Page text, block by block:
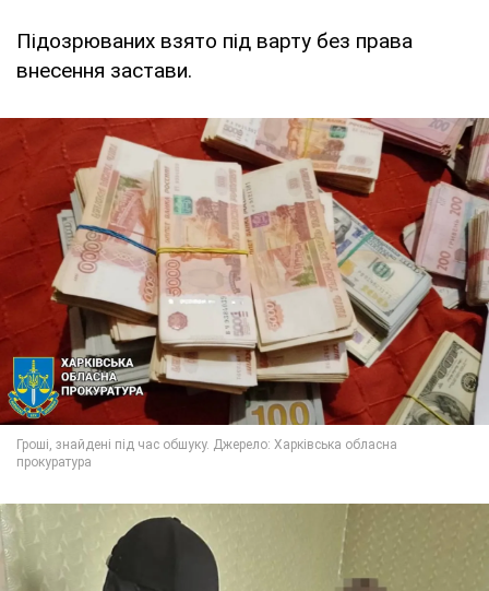
Підозрюваних взято під варту без права
внесення застави.